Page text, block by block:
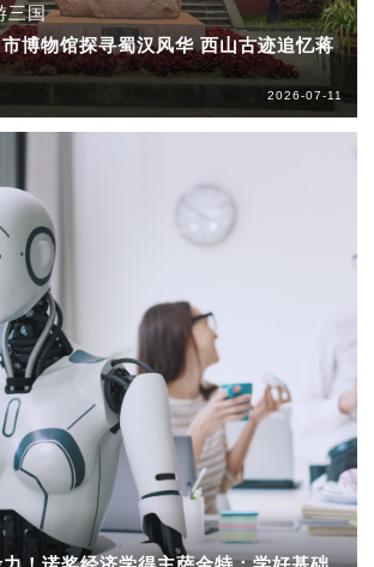
三国
博物馆探寻蜀汉风华 西山古迹追忆蒋
2026-07-11